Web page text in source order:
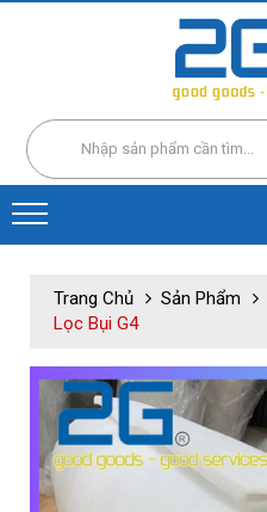
Trang Chủ Sản Phẩm
Lọc Bụi G4